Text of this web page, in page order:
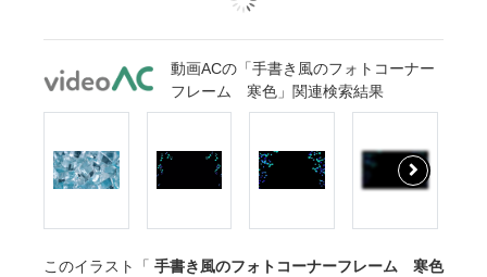
動画ACの「手書き風のフォトコーナー
フレーム 寒色」関連検索結果
このイラスト「 手書き風のフォトコーナーフレーム 寒色